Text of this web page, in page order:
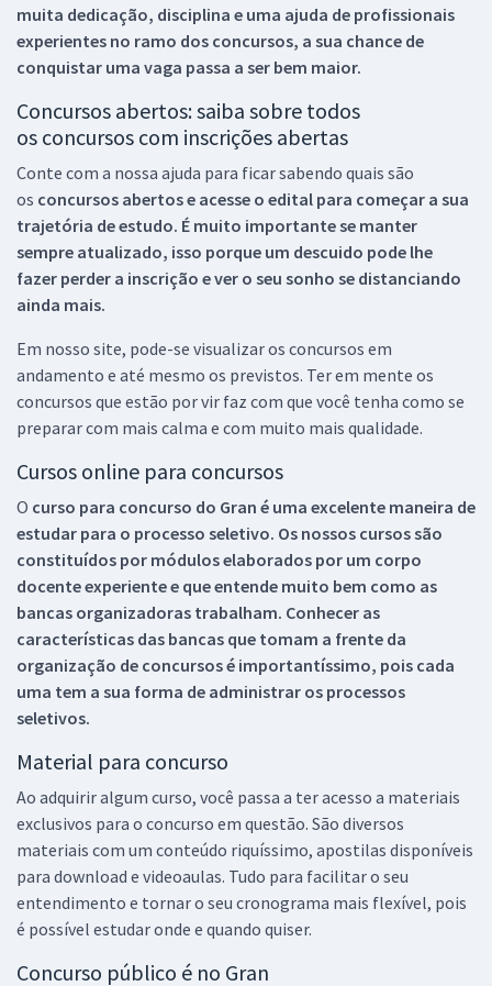
muita dedicação, disciplina e uma ajuda de profissionais
experientes no ramo dos concursos, a sua chance de
conquistar uma vaga passa a ser bem maior.
Concursos abertos: saiba sobre todos
os concursos com inscrições abertas
Conte com a nossa ajuda para ficar sabendo quais são
os concursos abertos e acesse o edital para começar a sua
trajetória de estudo. É muito importante se manter
sempre atualizado, isso porque um descuido pode lhe
fazer perder a inscrição e ver o seu sonho se distanciando
ainda mais.
Em nosso site, pode-se visualizar os concursos em
andamento e até mesmo os previstos. Ter em mente os
concursos que estão por vir faz com que você tenha como se
preparar com mais calma e com muito mais qualidade.
Cursos online para concursos
O curso para concurso do Gran é uma excelente maneira de
estudar para o processo seletivo. Os nossos cursos são
constituídos por módulos elaborados por um corpo
docente experiente e que entende muito bem como as
bancas organizadoras trabalham. Conhecer as
características das bancas que tomam a frente da
organização de concursos é importantíssimo, pois cada
uma tem a sua forma de administrar os processos
seletivos.
Material para concurso
Ao adquirir algum curso, você passa a ter acesso a materiais
exclusivos para o concurso em questão. São diversos
materiais com um conteúdo riquíssimo, apostilas disponíveis
para download e videoaulas. Tudo para facilitar o seu
entendimento e tornar o seu cronograma mais flexível, pois
é possível estudar onde e quando quiser.
Concurso público é no Gran